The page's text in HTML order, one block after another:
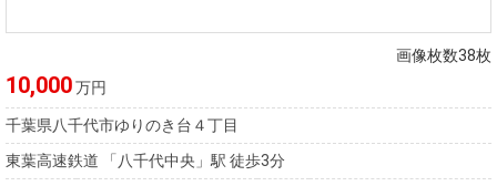
税金の本
（電子ブ
ック）
画像枚数38枚
10,000万円
千葉県八千代市ゆりのき台４丁目
東葉高速鉄道 「八千代中央」駅 徒歩3分